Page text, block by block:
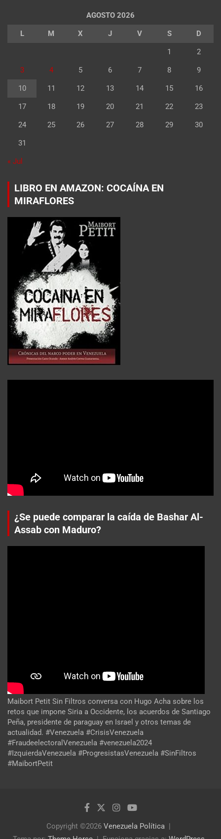
AGOSTO 2026
L M X J V S D
1 2
3 4 5 6 7 8 9
10 11 12 13 14 15 16
17 18 19 20 21 22 23
24 25 26 27 28 29 30
31
« Jul
LIBRO EN AMAZON: COCAÍNA EN
MIRAFLORES
¿Se puede comparar la caída de Bashar Al-
Assab con Maduro?
Maibort Petit Sin Filtros conversa con Hugo Acha sobre los
retos que impone Siria a Occidente, los acuerdos de Santiago
Peña, presidente de paraguay en Israel y otros temas de
actualidad. #Venezuela #CrisisVenezuela
#FraudeelectoralVenezuela #venezuela2024
#IzquierdaVenezuela #ProgresistasVenezuela #SinFiltros
#MaibortPetit
Copyright ©2026 Venezuela Política